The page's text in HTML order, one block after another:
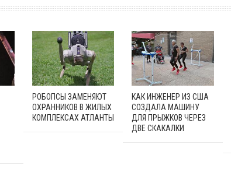
РОБОПСЫ ЗАМЕНЯЮТ
ОХРАННИКОВ В ЖИЛЫХ
КОМПЛЕКСАХ АТЛАНТЫ
КАК ИНЖЕНЕР ИЗ США
СОЗДАЛА МАШИНУ
ДЛЯ ПРЫЖКОВ ЧЕРЕЗ
ДВЕ СКАКАЛКИ